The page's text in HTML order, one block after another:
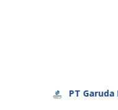
PT Garuda